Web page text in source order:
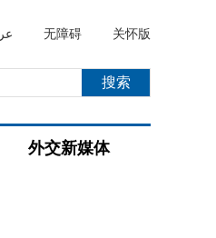
无障碍 关怀版
外交新媒体